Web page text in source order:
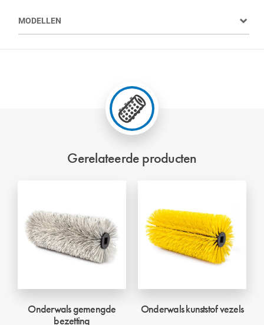
MODELLEN
Gerelateerde producten
Onderwals gemengde
bezetting
Onderwals kunststof vezels